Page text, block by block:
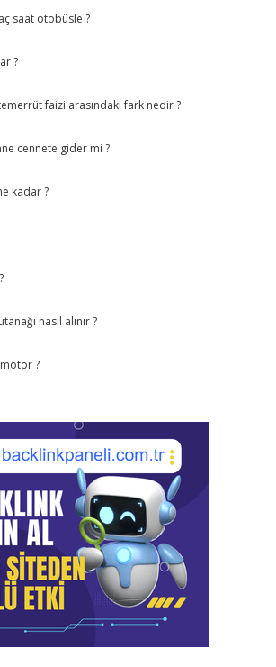
saat otobüsle ?
?
faizi arasındaki fark nedir ?
cennete gider mi ?
kadar ?
nasıl alınır ?
?